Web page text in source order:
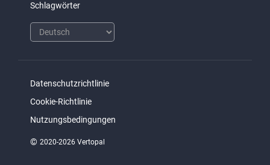
Schlagwörter
Datenschutzrichtlinie
Cookie-Richtlinie
Nutzungsbedingungen
© 2020-2026 Vertopal